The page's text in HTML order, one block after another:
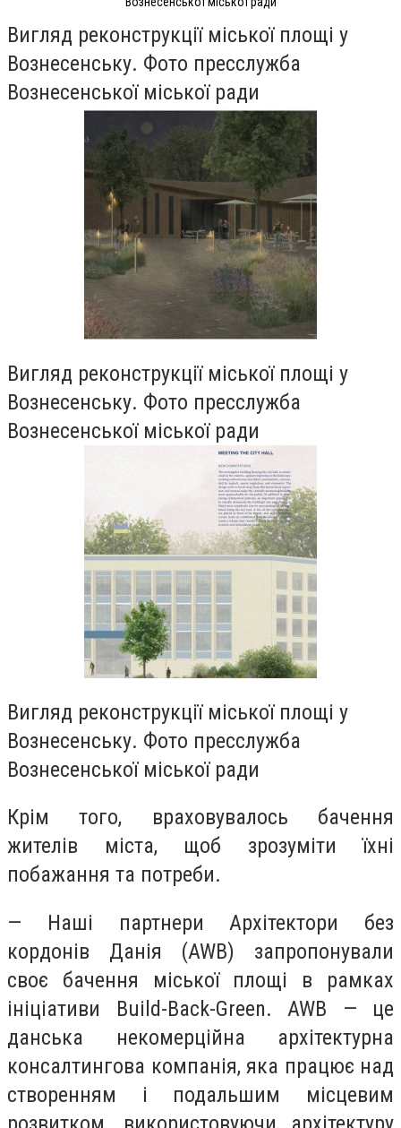
Вигляд реконструкції міської площі у
Вознесенську. Фото пресслужба
Вознесенської міської ради
Вигляд реконструкції міської площі у
Вознесенську. Фото пресслужба
Вознесенської міської ради
Вигляд реконструкції міської площі у
Вознесенську. Фото пресслужба
Вознесенської міської ради
Крім того, враховувалось бачення
жителів міста, щоб зрозуміти їхні
побажання та потреби.
— Наші партнери Архітектори без
кордонів Данія (AWB) запропонували
своє бачення міської площі в рамках
ініціативи Build-Back-Green. AWB — це
данська некомерційна архітектурна
консалтингова компанія, яка працює над
створенням і подальшим місцевим